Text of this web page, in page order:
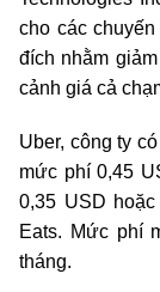
cho các
đích nhằm
cảnh giá cả
Uber, công ty
mức phí 0,45
0,35 USD
Eats. Mức phí
tháng.